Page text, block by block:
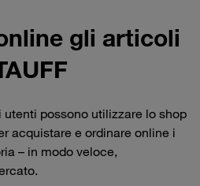
gli articoli
possono utilizzare lo shop
acquistare e ordinare online i
– in modo veloce,